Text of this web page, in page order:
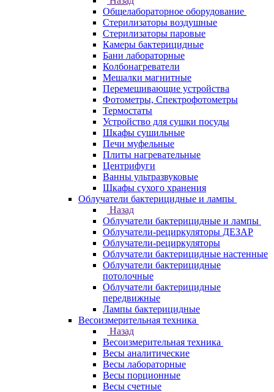
Общелабораторное оборудование
Стерилизаторы воздушные
Стерилизаторы паровые
Камеры бактерицидные
Бани лабораторные
Колбонагреватели
Мешалки магнитные
Перемешивающие устройства
Фотометры, Спектрофотометры
Термостаты
Устройство для сушки посуды
Шкафы сушильные
Печи муфельные
Плиты нагревательные
Центрифуги
Ванны ультразвуковые
Шкафы сухого хранения
Облучатели бактерицидные и лампы
Назад
Облучатели бактерицидные и лампы
Облучатели-рециркуляторы ДЕЗАР
Облучатели-рециркуляторы
Облучатели бактерицидные настенные
Облучатели бактерицидные
потолочные
Облучатели бактерицидные
передвижные
Лампы бактерицидные
Весоизмерительная техника
Назад
Весоизмерительная техника
Весы аналитические
Весы лабораторные
Весы порционные
Весы счетные